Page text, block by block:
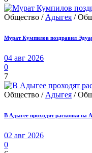
Общество / Адыгея /
Мурат Кумпилов поздравил
04 авг 2026
0
7
Общество / Адыгея /
В Адыгее проходят раскопки на
02 авг 2026
0